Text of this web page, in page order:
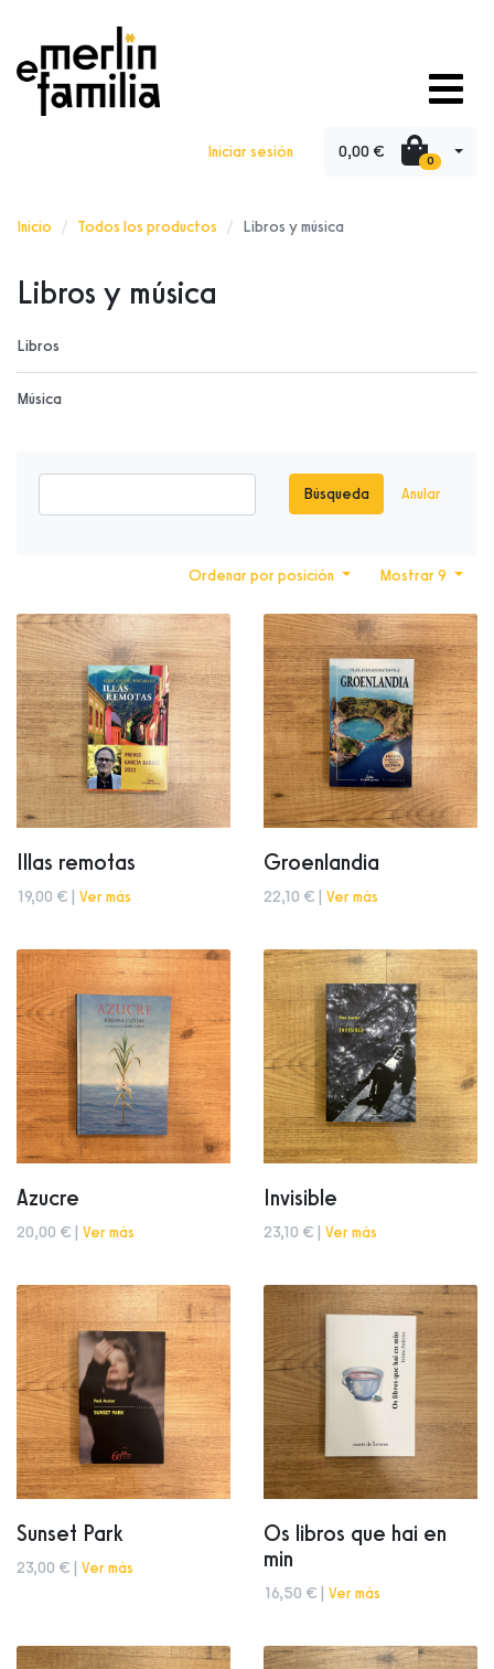
Iniciar sesión 0,00 € 0
Inicio Todos los productos Libros y música
Libros y música
Libros
Música
Búsqueda Anular
Mostrar 9
Ordenar por posición
Illas remotas
19,00 € | Ver más
Groenlandia
22,10 € | Ver más
Azucre
20,00 € | Ver más
Invisible
23,10 € | Ver más
Sunset Park
23,00 € | Ver más
Os libros que hai en
min
16,50 € | Ver más